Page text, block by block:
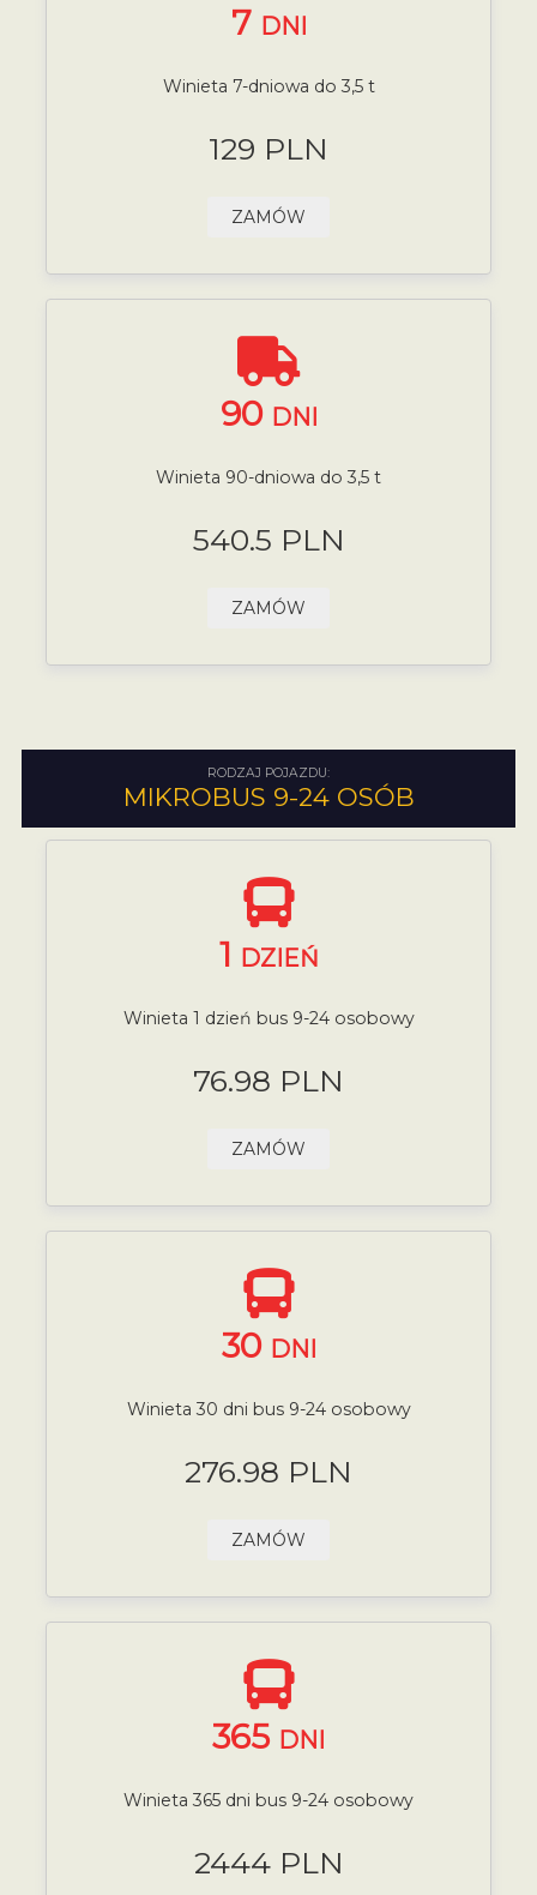
7 DNI
Winieta 7-dniowa do 3,5 t
129 PLN
ZAMÓW
90 DNI
Winieta 90-dniowa do 3,5 t
540.5 PLN
ZAMÓW
RODZAJ POJAZDU:
MIKROBUS 9-24 OSÓB
1 DZIEŃ
Winieta 1 dzień bus 9-24 osobowy
76.98 PLN
ZAMÓW
30 DNI
Winieta 30 dni bus 9-24 osobowy
276.98 PLN
ZAMÓW
365 DNI
Winieta 365 dni bus 9-24 osobowy
2444 PLN